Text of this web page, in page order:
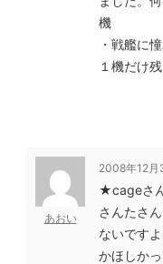
機
・戦艦に
１機だけ
あおい
2008年12月
★cageさ
さんたさ
ないです
かほしか